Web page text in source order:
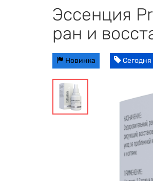
Эссенция
ран и
Новинка Сегодня